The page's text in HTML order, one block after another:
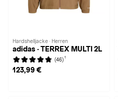
Hardshelljacke · Herren
adidas · TERREX MULTI 2L
(46) 1
123,99 €